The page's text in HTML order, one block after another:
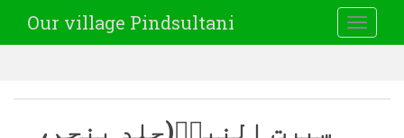
Our village Pindsultani
سیرت النبیؐ(جلد پنجم،